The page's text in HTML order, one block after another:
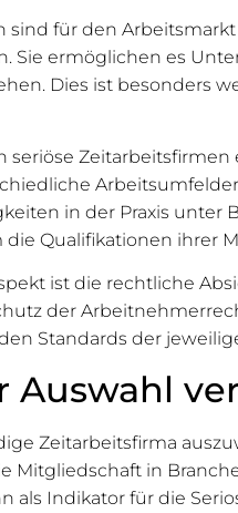
sind für den
Sie ermöglichen es
Dies ist besonders
seriöse
in der Praxis
Qualifikationen ihrer
ist die rechtliche
der
Standards der
Auswahl
Zeitarbeitsfirma
Mitgliedschaft in
als Indikator für die